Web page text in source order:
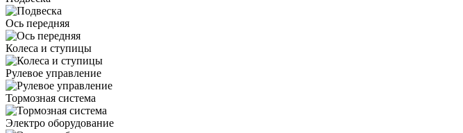
Ось передняя
Колеса и ступицы
Рулевое управление
Тормозная система
Электро оборудование